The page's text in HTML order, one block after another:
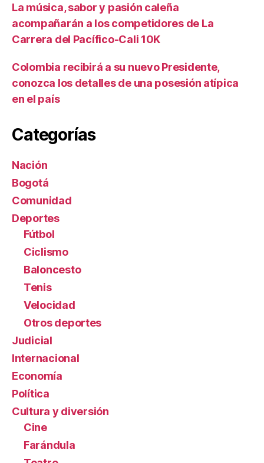
La música, sabor y pasión caleña
acompañarán a los competidores de La
Carrera del Pacífico-Cali 10K
Colombia recibirá a su nuevo Presidente,
conozca los detalles de una posesión atípica
en el país
Categorías
Nación
Bogotá
Comunidad
Deportes
Fútbol
Ciclismo
Baloncesto
Tenis
Velocidad
Otros deportes
Judicial
Internacional
Economía
Política
Cultura y diversión
Cine
Farándula